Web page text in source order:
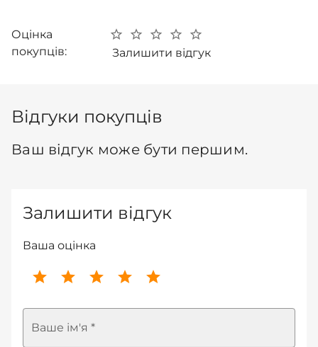
Оцінка
покупців:
Залишити відгук
Відгуки покупців
Ваш відгук може бути першим.
Залишити відгук
Ваша оцінка
Ваше ім'я *